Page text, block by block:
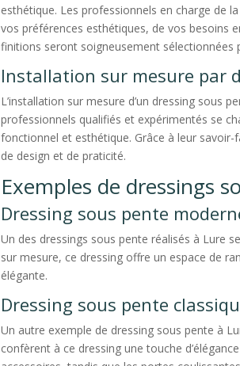
esthétique. Les professionnels en charge de
vos préférences esthétiques, de vos besoins
finitions seront soigneusement
Installation sur mesure par
L’installation sur mesure d’un dressing sous
professionnels qualifiés et expérimentés se
fonctionnel et esthétique. Grâce à leur
de design et de praticité.
Exemples de dressings
Dressing sous pente
Un des dressings sous pente réalisés à Lure
sur mesure, ce dressing offre un espace de
élégante.
Dressing sous pente
Un autre exemple de dressing sous pente à
confèrent à ce dressing une touche